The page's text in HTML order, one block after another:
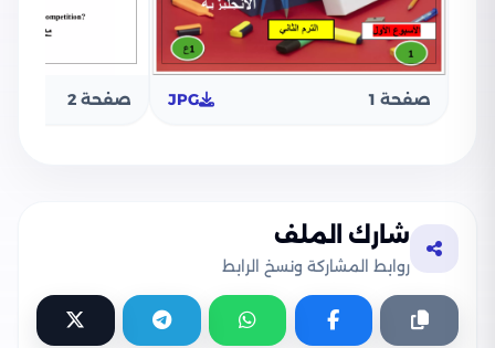
صفحة 1 JPG صفحة 2
شارك الملف
روابط المشاركة ونسخ الرابط